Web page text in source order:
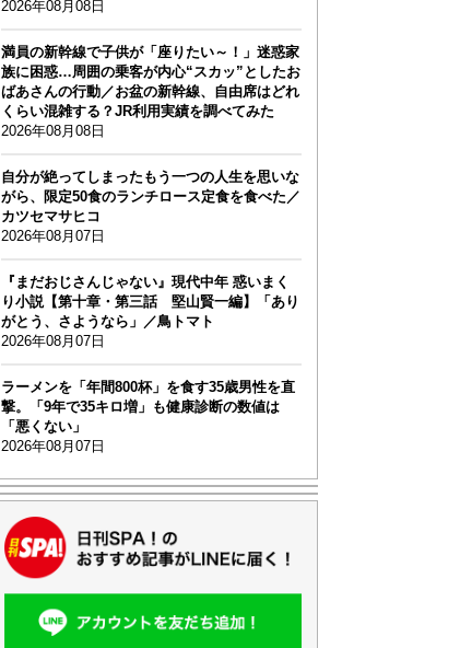
2026年08月08日
満員の新幹線で子供が「座りたい～！」迷惑家
族に困惑…周囲の乗客が内心“スカッ”としたお
ばあさんの行動／お盆の新幹線、自由席はどれ
くらい混雑する？JR利用実績を調べてみた
2026年08月08日
自分が絶ってしまったもう一つの人生を思いな
がら、限定50食のランチロース定食を食べた／
カツセマサヒコ
2026年08月07日
『まだおじさんじゃない』現代中年 惑いまく
り小説【第十章・第三話 堅山賢一編】「あり
がとう、さようなら」／鳥トマト
2026年08月07日
ラーメンを「年間800杯」を食す35歳男性を直
撃。「9年で35キロ増」も健康診断の数値は
「悪くない」
2026年08月07日